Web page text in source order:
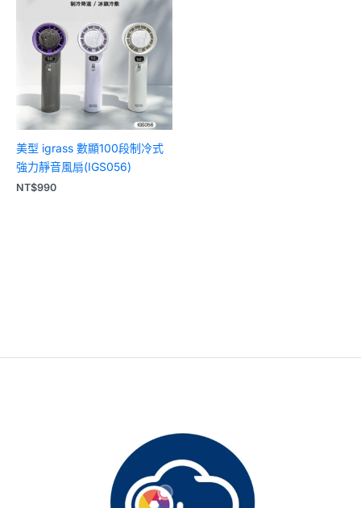
美型 igrass 數顯100段制冷式
強力靜音風扇(IGS056)
NT$990